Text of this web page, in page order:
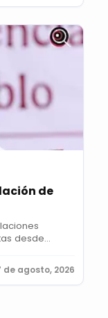
de
desde...
de agosto, 2026